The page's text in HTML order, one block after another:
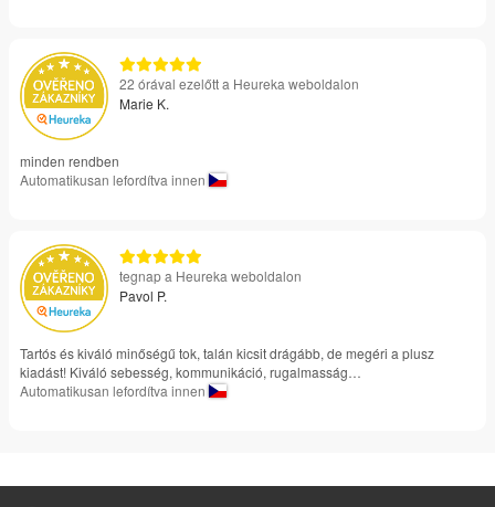
22 órával ezelőtt a Heureka weboldalon
Marie K.
minden rendben
Automatikusan lefordítva innen
tegnap a Heureka weboldalon
Pavol P.
Tartós és kiváló minőségű tok, talán kicsit drágább, de megéri a plusz
kiadást! Kiváló sebesség, kommunikáció, rugalmasság…
Automatikusan lefordítva innen